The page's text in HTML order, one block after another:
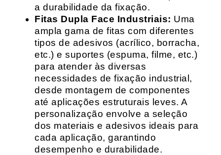
a durabilidade da fixação.
Fitas Dupla Face Industriais: Uma
ampla gama de fitas com diferentes
tipos de adesivos (acrílico, borracha,
etc.) e suportes (espuma, filme, etc.)
para atender às diversas
necessidades de fixação industrial,
desde montagem de componentes
até aplicações estruturais leves. A
personalização envolve a seleção
dos materiais e adesivos ideais para
cada aplicação, garantindo
desempenho e durabilidade.